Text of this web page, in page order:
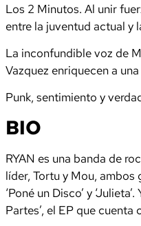
Los 2 Minutos. Al unir
entre la juventud actual y
La inconfundible voz de
Vazquez enriquecen a
Punk, sentimiento y
BIO
RYAN es una banda de
líder, Tortu y Mou,
‘Poné un Disco’ y
Partes’, el EP que cuenta